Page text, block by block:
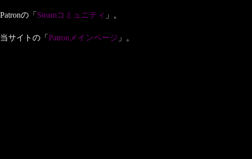
Patronの「 Steamコミュニティ 」。
当サイトの「 Patronメインページ 」。